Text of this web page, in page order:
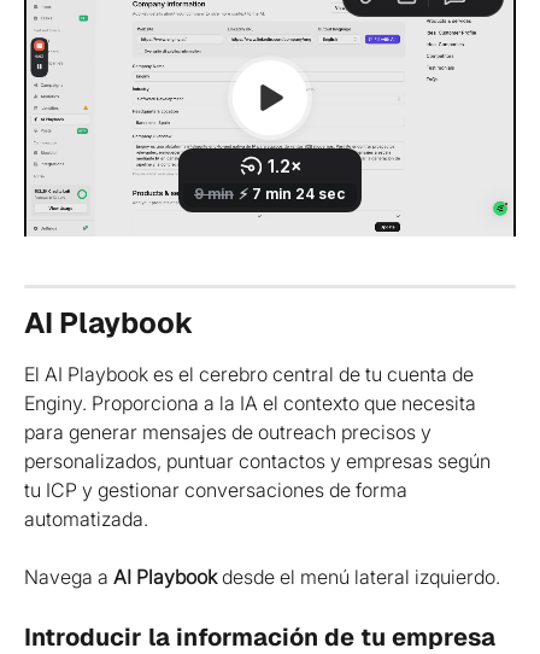
AI Playbook
El AI Playbook es el cerebro central de tu cuenta de
Enginy. Proporciona a la IA el contexto que necesita
para generar mensajes de outreach precisos y
personalizados, puntuar contactos y empresas según
tu ICP y gestionar conversaciones de forma
automatizada.
Navega a AI Playbook desde el menú lateral izquierdo.
Introducir la información de tu empresa